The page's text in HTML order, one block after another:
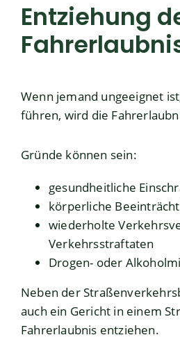
Entziehung
Wenn jemand ungeeignet
führen, wird die
Gründe können sein:
gesundheitliche
körperliche
wiederholte
Verkehrsstraftaten
Drogen- oder
Neben der
auch ein Gericht in einem
Fahrerlaubnis entziehen.